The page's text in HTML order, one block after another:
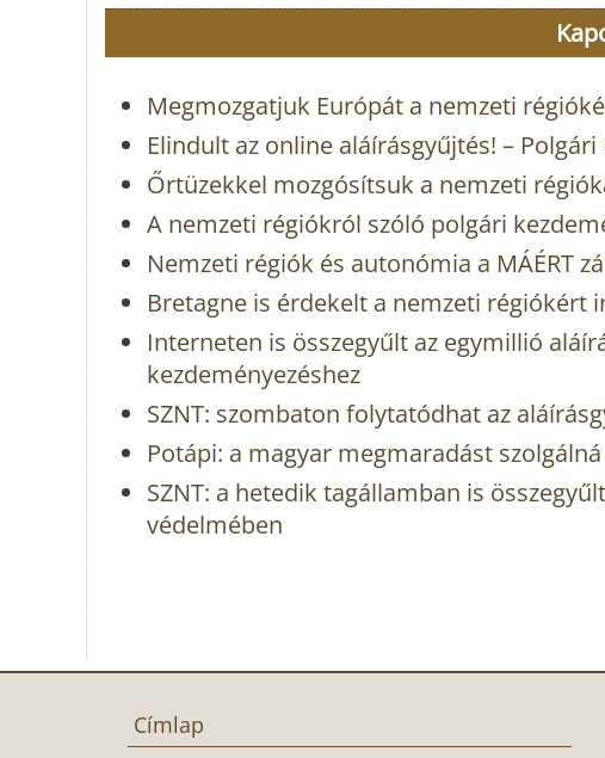
Megmozgatjuk Európát a nemzeti
Elindult az online aláírásgyűjtés! –
Őrtüzekkel mozgósítsuk a nemzeti
A nemzeti régiókról szóló polgári
Nemzeti régiók és autonómia a MÁÉRT
Bretagne is érdekelt a nemzeti régiókért
Interneten is összegyűlt az egymillió
kezdeményezéshez
SZNT: szombaton folytatódhat az
Potápi: a magyar megmaradást
SZNT: a hetedik tagállamban is
védelmében
Címlap